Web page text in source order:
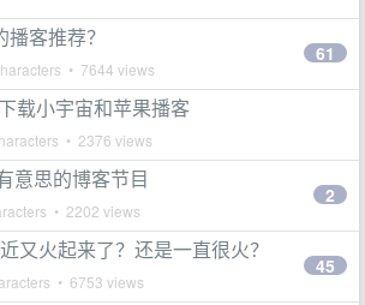
客推荐？
• 7644 views
61
载小宇宙和苹果播客
• 2376 views
意思的博客节目
• 2202 views
2
又火起来了？还是一直很火？
• 6753 views
45